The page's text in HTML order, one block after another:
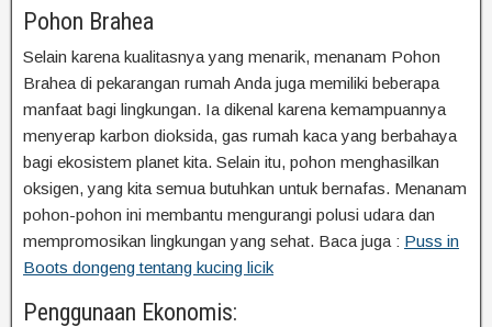
Pohon Brahea
Selain karena kualitasnya yang menarik, menanam Pohon
Brahea di pekarangan rumah Anda juga memiliki beberapa
manfaat bagi lingkungan. Ia dikenal karena kemampuannya
menyerap karbon dioksida, gas rumah kaca yang berbahaya
bagi ekosistem planet kita. Selain itu, pohon menghasilkan
oksigen, yang kita semua butuhkan untuk bernafas. Menanam
pohon-pohon ini membantu mengurangi polusi udara dan
mempromosikan lingkungan yang sehat. Baca juga : Puss in
Boots dongeng tentang kucing licik
Penggunaan Ekonomis: